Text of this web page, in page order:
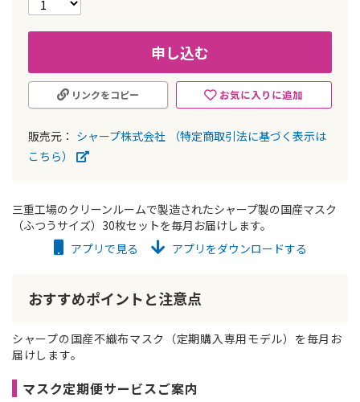
申し込む
お気に入りに追加
リンクをコピー
販売元： シャープ株式会社
（特定商取引法に基づく表示は
こちら）
三重工場のクリーンルームで製造されたシャープ製の国産マスク
（ふつうサイズ）30枚セットを毎月お届けします。
アプリで見る
アプリをダウンロードする
おすすめポイントと注意点
シャープの国産不織布マスク（定期購入専用モデル）を毎月お
届けします。
マスク定期便サービスご案内